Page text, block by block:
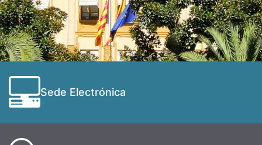
Sede Electrónica